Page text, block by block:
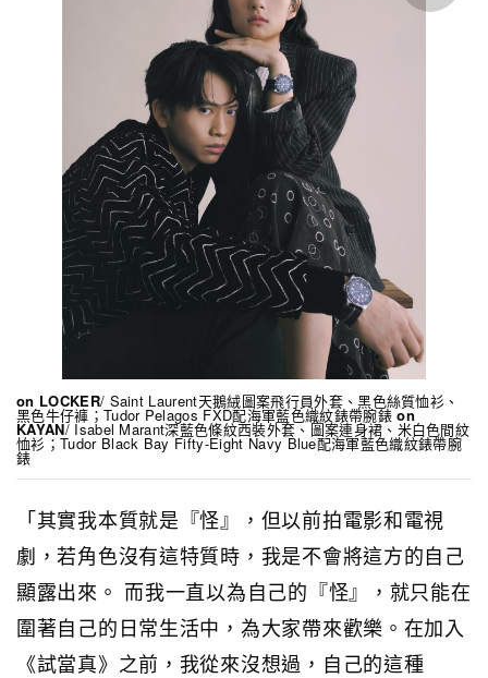
on LOCKER/ Saint Laurent天鵝絨圖案飛行員外套、黑色絲質恤衫、
黑色牛仔褲；Tudor Pelagos FXD配海軍藍色織紋錶帶腕錶on
KAYAN/ Isabel Marant深藍色條紋西裝外套、圖案連身裙、米白色間紋
恤衫；Tudor Black Bay Fifty-Eight Navy Blue配海軍藍色織紋錶帶腕
錶
「其實我本質就是『怪』，但以前拍電影和電視
劇，若角色沒有這特質時，我是不會將這方的自己
顯露出來。 而我一直以為自己的『怪』，就只能在
圍著自己的日常生活中，為大家帶來歡樂。在加入
《試當真》之前，我從來沒想過，自己的這種